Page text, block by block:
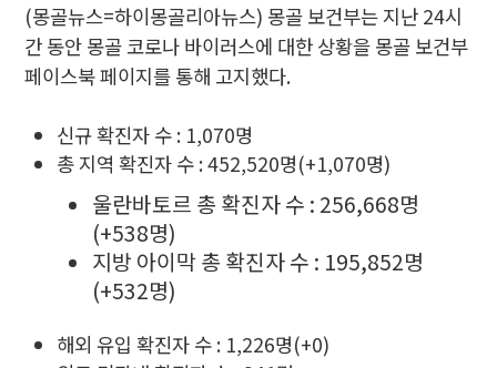
(몽골뉴스=하이몽골리아뉴스) 몽골 보건부는 지난 24시
간 동안 몽골 코로나 바이러스에 대한 상황을 몽골 보건부
페이스북 페이지를 통해 고지했다.
신규 확진자 수 : 1,070명
총 지역 확진자 수 : 452,520명(+1,070명)
울란바토르 총 확진자 수 : 256,668명
(+538명)
지방 아이막 총 확진자 수 : 195,852명
(+532명)
해외 유입 확진자 수 : 1,226명(+0)